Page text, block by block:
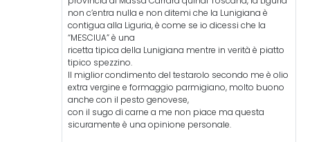
non c’entra nulla e non ditemi che la Lunigiana è
contigua alla Liguria, è come se io dicessi che la
“MESCIUA” è una
ricetta tipica della Lunigiana mentre in verità è piatto
tipico spezzino.
Il miglior condimento del testarolo secondo me è olio
extra vergine e formaggio parmigiano, molto buono
anche con il pesto genovese,
con il sugo di carne a me non piace ma questa
sicuramente è una opinione personale.